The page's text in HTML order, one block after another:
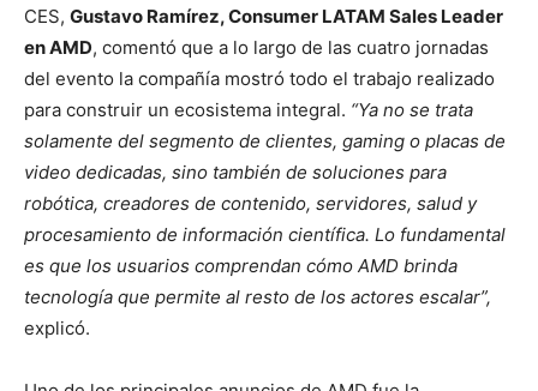
CES, Gustavo Ramírez, Consumer LATAM Sales Leader
en AMD, comentó que a lo largo de las cuatro jornadas
del evento la compañía mostró todo el trabajo realizado
para construir un ecosistema integral. “Ya no se trata
solamente del segmento de clientes, gaming o placas de
video dedicadas, sino también de soluciones para
robótica, creadores de contenido, servidores, salud y
procesamiento de información científica. Lo fundamental
es que los usuarios comprendan cómo AMD brinda
tecnología que permite al resto de los actores escalar”,
explicó.